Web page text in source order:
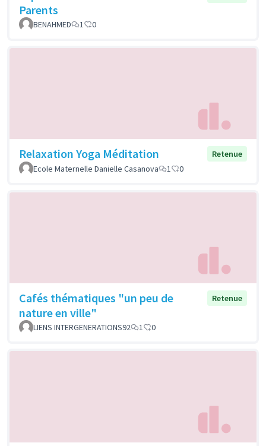
Parents
BENAHMED 1 0
Relaxation Yoga Méditation
Retenue
Ecole Maternelle Danielle Casanova
1 0
Cafés thématiques "un peu de
nature en ville"
Retenue
LIENS INTERGENERATIONS92 1 0